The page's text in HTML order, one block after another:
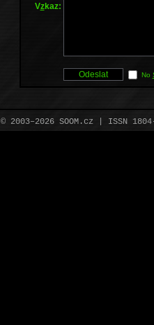
Vzkaz:
No
© 2003–2026 SOOM.cz | ISSN